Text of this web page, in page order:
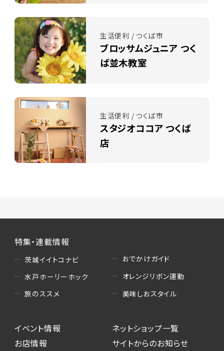
生活便利 / つくば市
ブロッサムジュニア つく
ば並木教室
生活便利 / つくば市
スタジオココア つくば
店
特集・連載情報
茨城イイトコナビ
水戸ホーリーホック
旅のススメ
おでかけガイド
オレンジリボン運動
美味しおスタイル
イベント情報
お店情報
ネットショップ一覧
サイトからのお知らせ